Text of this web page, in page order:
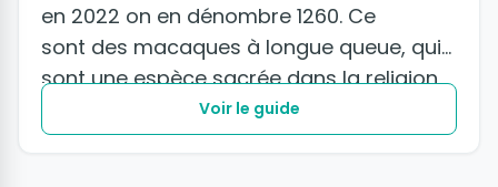
en 2022 on en dénombre 1260. Ce
sont des macaques à longue queue, qui
sont une espèce sacrée dans la religion
Voir le guide